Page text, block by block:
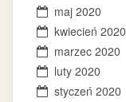
maj 2020
kwiecień 2020
marzec 2020
luty 2020
styczeń 2020